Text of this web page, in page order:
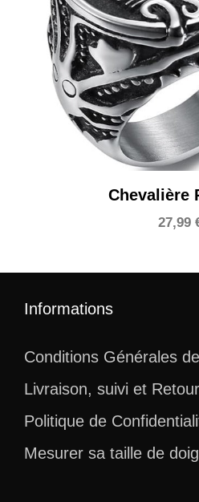
Chevalière
27,99
Informations
Conditions Générales
Livraison, suivi et Retour
Politique de
Mesurer sa taille de